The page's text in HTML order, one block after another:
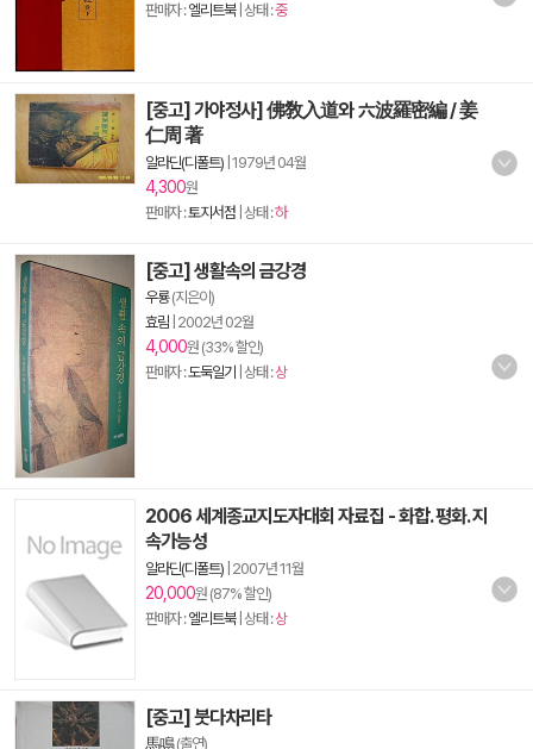
판매자 :엘리트북| 상태 :중
[중고] 가야정사] 佛敎入道와 六波羅密編 / 姜
仁周 著
알라딘(디폴트) 1979년 04월
4,300원
판매자 :토지서점 | 상태 :하
[중고] 생활속의 금강경
우룡(지은이)
효림 2002년 02월
4,000원 (33% 할인)
판매자 :도둑일기 | 상태 :상
2006 세계종교지도자대회 자료집 - 화합. 평화. 지
속가능성
알라딘(디폴트) 2007년 11월
20,000원 (87% 할인)
판매자 :엘리트북| 상태 :상
[중고] 붓다차리타
馬鳴(출연)